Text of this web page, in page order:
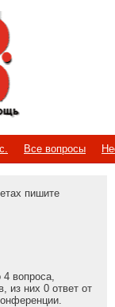
Все вопросы
пишите
4 вопроса,
из них 0 ответ от